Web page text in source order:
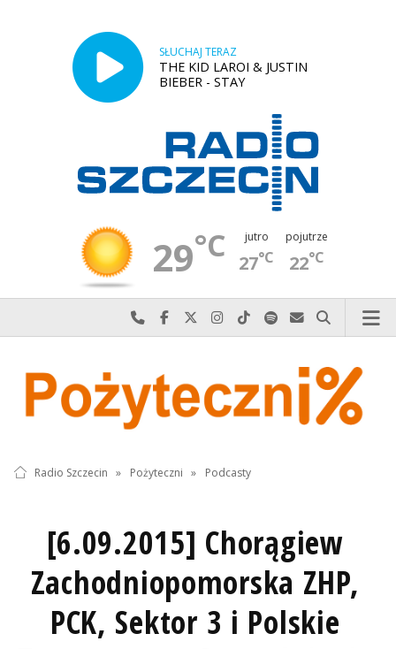
SŁUCHAJ TERAZ
THE KID LAROI & JUSTIN
BIEBER - STAY
29°C jutro
27°C
pojutrze
22°C
Najlepiej po prostu do nas zadzwoń
Odwiedź nas na Facebook-u
Odwiedź nas na X
Odwiedź nas na Instagram-ie
Odwiedź nas na TikTok-u
Szukaj nas na Spotify
Wyślij do nas
Szukaj
Radio Szczecin » Pożyteczni » Podcasty
[6.09.2015] Chorągiew
Zachodniopomorska ZHP,
PCK, Sektor 3 i Polskie